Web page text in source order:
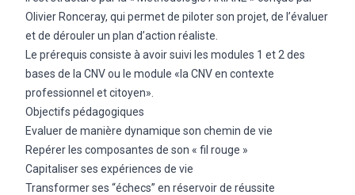
Olivier Ronceray, qui permet de piloter son projet, de l’évaluer
et de dérouler un plan d’action réaliste.
Le prérequis consiste à avoir suivi les modules 1 et 2 des
bases de la CNV ou le module «la CNV en contexte
professionnel et citoyen».
Objectifs pédagogiques
Evaluer de manière dynamique son chemin de vie
Repérer les composantes de son « fil rouge »
Capitaliser ses expériences de vie
Transformer ses “échecs” en réservoir de réussite